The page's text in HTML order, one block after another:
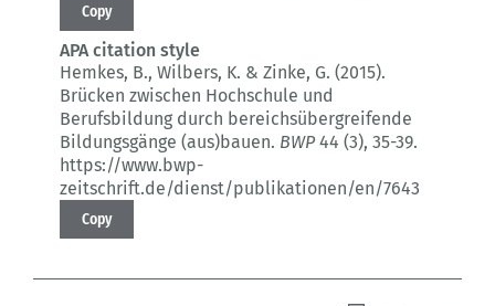
Copy
APA citation style
Hemkes, B., Wilbers, K. & Zinke, G. (2015).
Brücken zwischen Hochschule und
Berufsbildung durch bereichsübergreifende
Bildungsgänge (aus)bauen. BWP44 (3), 35-39.
https://www.bwp-
zeitschrift.de/dienst/publikationen/en/7643
Copy